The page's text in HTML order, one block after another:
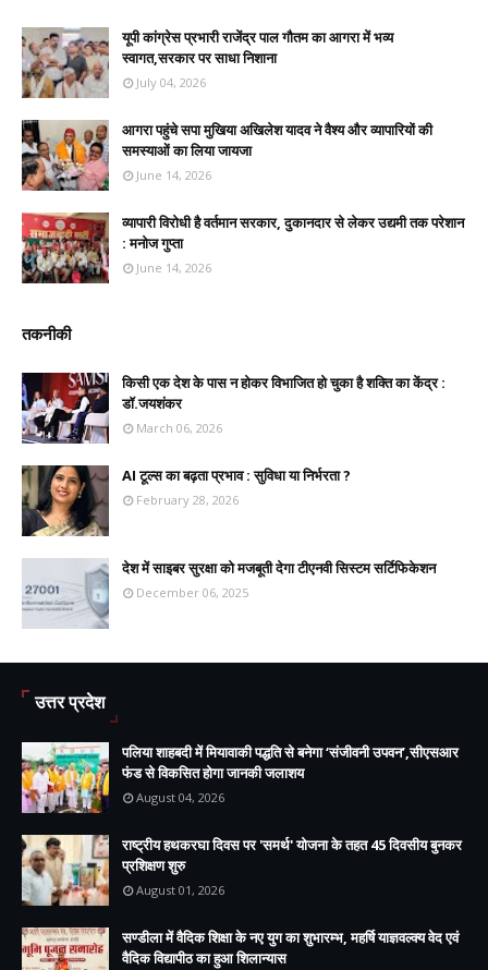
यूपी कांग्रेस प्रभारी राजेंद्र पाल गौतम का आगरा में भव्य
स्वागत,सरकार पर साधा निशाना
July 04, 2026
आगरा पहुंचे सपा मुखिया अखिलेश यादव ने वैश्य और व्यापारियों की
समस्याओं का लिया जायजा
June 14, 2026
व्यापारी विरोधी है वर्तमान सरकार, दुकानदार से लेकर उद्यमी तक परेशान
: मनोज गुप्ता
June 14, 2026
तकनीकी
किसी एक देश के पास न होकर विभाजित हो चुका है शक्ति का केंद्र :
डॉ.जयशंकर
March 06, 2026
AI टूल्स का बढ़ता प्रभाव : सुविधा या निर्भरता ?
February 28, 2026
देश में साइबर सुरक्षा को मजबूती देगा टीएनवी सिस्टम सर्टिफिकेशन
December 06, 2025
उत्तर प्रदेश
पलिया शाहबदी में मियावाकी पद्धति से बनेगा ‘संजीवनी उपवन’,सीएसआर
फंड से विकसित होगा जानकी जलाशय
August 04, 2026
राष्ट्रीय हथकरघा दिवस पर 'समर्थ' योजना के तहत 45 दिवसीय बुनकर
प्रशिक्षण शुरु
August 01, 2026
सण्डीला में वैदिक शिक्षा के नए युग का शुभारम्भ, महर्षि याज्ञवल्क्य वेद एवं
वैदिक विद्यापीठ का हुआ शिलान्यास